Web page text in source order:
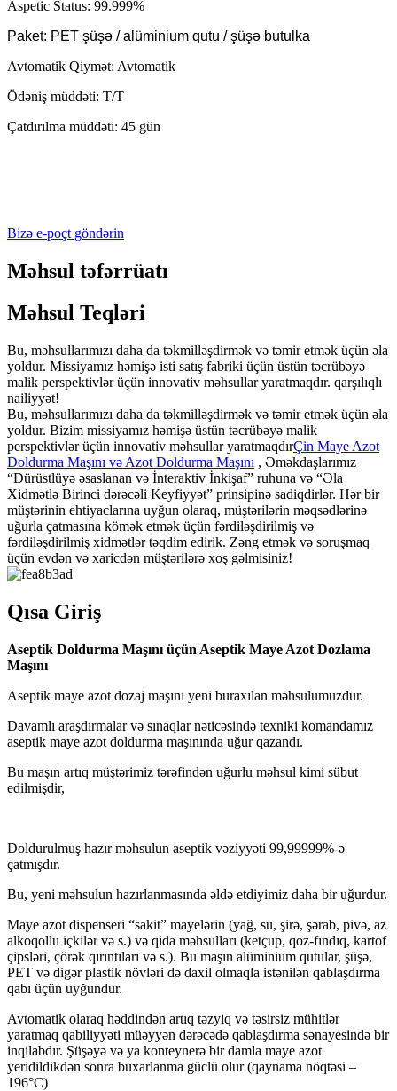
Aspetic Status: 99.999%
Paket: PET şüşə / alüminium qutu / şüşə butulka
Avtomatik Qiymət: Avtomatik
Ödəniş müddəti: T/T
Çatdırılma müddəti: 45 gün
Bizə e-poçt göndərin
Məhsul təfərrüatı
Məhsul Teqləri
Bu, məhsullarımızı daha da təkmilləşdirmək və təmir etmək üçün əla
yoldur. Missiyamız həmişə isti satış fabriki üçün üstün təcrübəyə
malik perspektivlər üçün innovativ məhsullar yaratmaqdır. qarşılıqlı
nailiyyət!
Bu, məhsullarımızı daha da təkmilləşdirmək və təmir etmək üçün əla
yoldur. Bizim missiyamız həmişə üstün təcrübəyə malik
perspektivlər üçün innovativ məhsullar yaratmaqdırÇin Maye Azot
Doldurma Maşını və Azot Doldurma Maşını , Əməkdaşlarımız
“Dürüstlüyə əsaslanan və İnteraktiv İnkişaf” ruhuna və “Əla
Xidmətlə Birinci dərəcəli Keyfiyyət” prinsipinə sadiqdirlər. Hər bir
müştərinin ehtiyaclarına uyğun olaraq, müştərilərin məqsədlərinə
uğurla çatmasına kömək etmək üçün fərdiləşdirilmiş və
fərdiləşdirilmiş xidmətlər təqdim edirik. Zəng etmək və soruşmaq
üçün evdən və xaricdən müştərilərə xoş gəlmisiniz!
Qısa Giriş
Aseptik Doldurma Maşını üçün Aseptik Maye Azot Dozlama
Maşını
Aseptik maye azot dozaj maşını yeni buraxılan məhsulumuzdur.
Davamlı araşdırmalar və sınaqlar nəticəsində texniki komandamız
aseptik maye azot doldurma maşınında uğur qazandı.
Bu maşın artıq müştərimiz tərəfindən uğurlu məhsul kimi sübut
edilmişdir,
Doldurulmuş hazır məhsulun aseptik vəziyyəti 99,99999%-ə
çatmışdır.
Bu, yeni məhsulun hazırlanmasında əldə etdiyimiz daha bir uğurdur.
Maye azot dispenseri “sakit” mayelərin (yağ, su, şirə, şərab, pivə, az
alkoqollu içkilər və s.) və qida məhsulları (ketçup, qoz-fındıq, kartof
çipsləri, çörək qırıntıları və s.). Bu maşın alüminium qutular, şüşə,
PET və digər plastik növləri də daxil olmaqla istənilən qablaşdırma
qabı üçün uyğundur.
Avtomatik olaraq həddindən artıq təzyiq və təsirsiz mühitlər
yaratmaq qabiliyyəti müəyyən dərəcədə qablaşdırma sənayesində bir
inqilabdır. Şüşəyə və ya konteynerə bir damla maye azot
yeridildikdən sonra buxarlanma güclü olur (qaynama nöqtəsi –
196°C)